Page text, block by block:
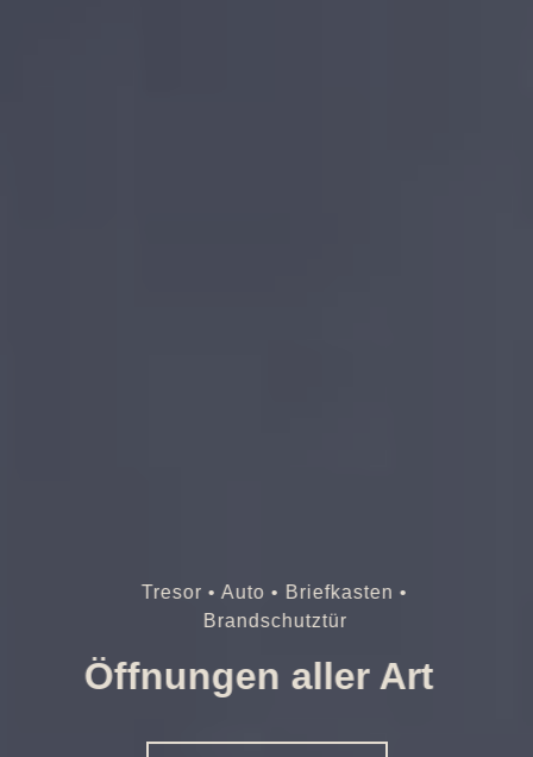
Tresor • Auto • Briefkasten •
Brandschutztür
Öffnungen aller Art